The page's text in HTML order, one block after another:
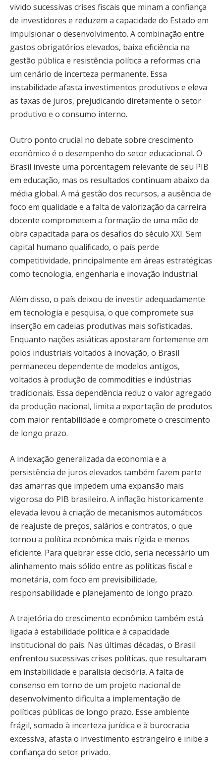
vivido sucessivas crises fiscais que minam a confiança
de investidores e reduzem a capacidade do Estado em
impulsionar o desenvolvimento. A combinação entre
gastos obrigatórios elevados, baixa eficiência na
gestão pública e resistência política a reformas cria
um cenário de incerteza permanente. Essa
instabilidade afasta investimentos produtivos e eleva
as taxas de juros, prejudicando diretamente o setor
produtivo e o consumo interno.
Outro ponto crucial no debate sobre crescimento
econômico é o desempenho do setor educacional. O
Brasil investe uma porcentagem relevante de seu PIB
em educação, mas os resultados continuam abaixo da
média global. A má gestão dos recursos, a ausência de
foco em qualidade e a falta de valorização da carreira
docente comprometem a formação de uma mão de
obra capacitada para os desafios do século XXI. Sem
capital humano qualificado, o país perde
competitividade, principalmente em áreas estratégicas
como tecnologia, engenharia e inovação industrial.
Além disso, o país deixou de investir adequadamente
em tecnologia e pesquisa, o que compromete sua
inserção em cadeias produtivas mais sofisticadas.
Enquanto nações asiáticas apostaram fortemente em
polos industriais voltados à inovação, o Brasil
permaneceu dependente de modelos antigos,
voltados à produção de commodities e indústrias
tradicionais. Essa dependência reduz o valor agregado
da produção nacional, limita a exportação de produtos
com maior rentabilidade e compromete o crescimento
de longo prazo.
A indexação generalizada da economia e a
persistência de juros elevados também fazem parte
das amarras que impedem uma expansão mais
vigorosa do PIB brasileiro. A inflação historicamente
elevada levou à criação de mecanismos automáticos
de reajuste de preços, salários e contratos, o que
tornou a política econômica mais rígida e menos
eficiente. Para quebrar esse ciclo, seria necessário um
alinhamento mais sólido entre as políticas fiscal e
monetária, com foco em previsibilidade,
responsabilidade e planejamento de longo prazo.
A trajetória do crescimento econômico também está
ligada à estabilidade política e à capacidade
institucional do país. Nas últimas décadas, o Brasil
enfrentou sucessivas crises políticas, que resultaram
em instabilidade e paralisia decisória. A falta de
consenso em torno de um projeto nacional de
desenvolvimento dificulta a implementação de
políticas públicas de longo prazo. Esse ambiente
frágil, somado à incerteza jurídica e à burocracia
excessiva, afasta o investimento estrangeiro e inibe a
confiança do setor privado.